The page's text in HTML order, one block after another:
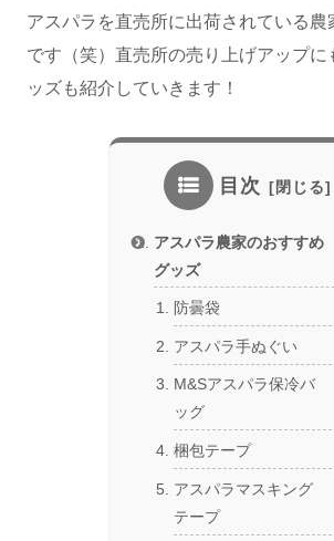
アスパラを直売所に出荷されている農
です（笑）直売所の売り上げアップに
ッズも紹介していきます！
目次
アスパラ農家のおすすめ
グッズ
防曇袋
アスパラ手ぬぐい
M&Sアスパラ保冷バ
ッグ
梱包テープ
アスパラマスキング
テープ